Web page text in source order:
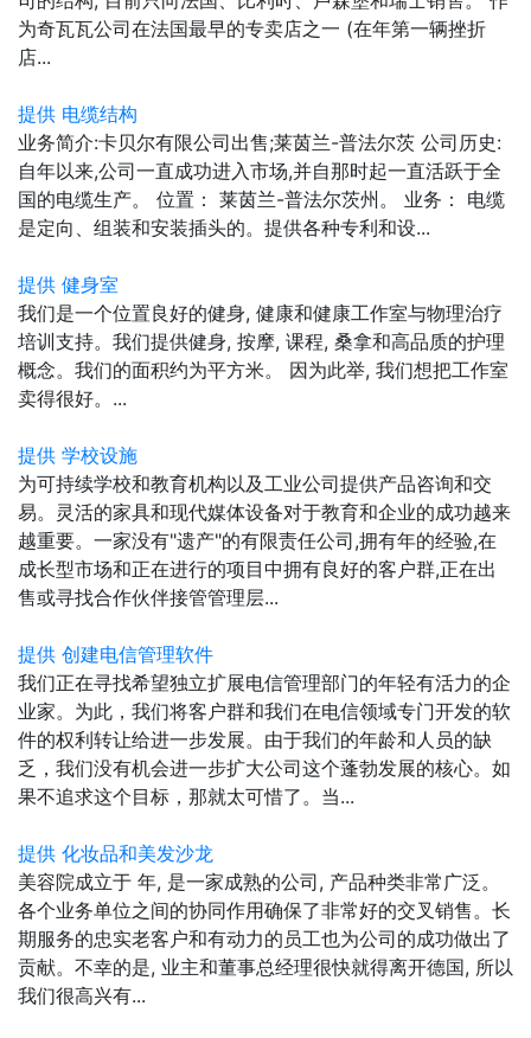
为奇瓦瓦公司在法国最早的专卖店之一 (在年第一辆挫折
店...
提供 电缆结构
业务简介:卡贝尔有限公司出售;莱茵兰-普法尔茨 公司历史:
自年以来,公司一直成功进入市场,并自那时起一直活跃于全
国的电缆生产。 位置： 莱茵兰-普法尔茨州。 业务： 电缆
是定向、组装和安装插头的。提供各种专利和设...
提供 健身室
我们是一个位置良好的健身, 健康和健康工作室与物理治疗
培训支持。我们提供健身, 按摩, 课程, 桑拿和高品质的护理
概念。我们的面积约为平方米。 因为此举, 我们想把工作室
卖得很好。...
提供 学校设施
为可持续学校和教育机构以及工业公司提供产品咨询和交
易。灵活的家具和现代媒体设备对于教育和企业的成功越来
越重要。一家没有"遗产"的有限责任公司,拥有年的经验,在
成长型市场和正在进行的项目中拥有良好的客户群,正在出
售或寻找合作伙伴接管管理层...
提供 创建电信管理软件
我们正在寻找希望独立扩展电信管理部门的年轻有活力的企
业家。为此，我们将客户群和我们在电信领域专门开发的软
件的权利转让给进一步发展。由于我们的年龄和人员的缺
乏，我们没有机会进一步扩大公司这个蓬勃发展的核心。如
果不追求这个目标，那就太可惜了。当...
提供 化妆品和美发沙龙
美容院成立于 年, 是一家成熟的公司, 产品种类非常广泛。
各个业务单位之间的协同作用确保了非常好的交叉销售。长
期服务的忠实老客户和有动力的员工也为公司的成功做出了
贡献。不幸的是, 业主和董事总经理很快就得离开德国, 所以
我们很高兴有...